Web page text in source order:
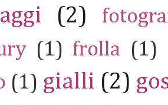
(2)
(1) frolla (1)
(1) gialli (2)